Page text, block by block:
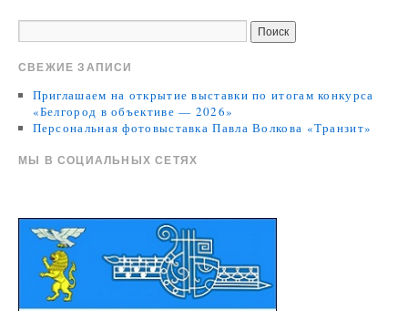
СВЕЖИЕ ЗАПИСИ
Приглашаем на открытие выставки по итогам конкурса
«Белгород в объективе — 2026»
Персональная фотовыставка Павла Волкова «Транзит»
МЫ В СОЦИАЛЬНЫХ СЕТЯХ